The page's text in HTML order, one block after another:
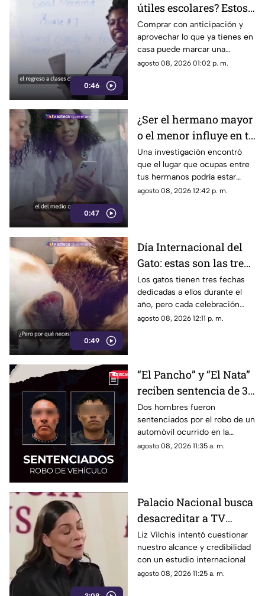
0:46
útiles escolares? Estos
consejos pueden
ayudarte a gastar
menos
Comprar con anticipación y
aprovechar lo que ya tienes en
casa puede marcar una
diferencia importante en el
agosto 08, 2026 01:02 p. m.
0:47
¿Ser el hermano mayor
o el menor influye en tu
salud? Esto dicen los
estudios
Una investigación encontró
que el lugar que ocupas entre
tus hermanos podría estar
relacionado con determinadas
agosto 08, 2026 12:42 p. m.
0:49
Día Internacional del
Gato: estas son las tres
fechas del año en que
se celebra a los felinos
Los gatos tienen tres fechas
dedicadas a ellos durante el
año, pero cada celebración
surgió por motivos diferentes.
agosto 08, 2026 12:11 p. m.
“El Pancho” y “El Nata”
reciben sentencia de 3
años por robar un
vehículo en la colonia
Fundadores III
Dos hombres fueron
sentenciados por el robo de un
automóvil ocurrido en la
colonia Fundadores III; ambos
agosto 08, 2026 11:35 a. m.
Palacio Nacional busca
desacreditar a TV
Azteca durante la
mañanera
Liz Vilchis intentó cuestionar
nuestro alcance y credibilidad
con un estudio internacional
agosto 08, 2026 11:25 a. m.